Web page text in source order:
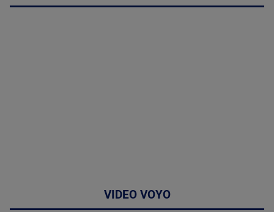
VIDEO VOYO